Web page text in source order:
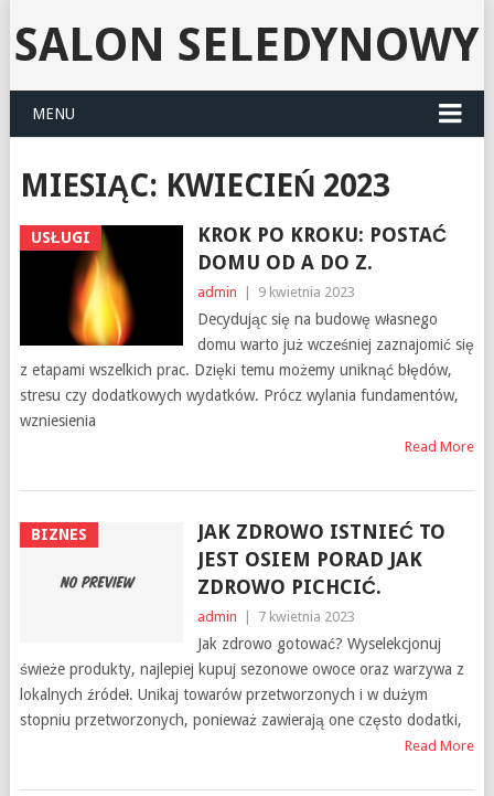
SALON SELEDYNOWY
MENU
MIESIĄC: KWIECIEŃ 2023
USŁUGI
KROK PO KROKU: POSTAĆ
DOMU OD A DO Z.
admin 9 kwietnia 2023
Decydując się na budowę własnego
domu warto już wcześniej zaznajomić się
z etapami wszelkich prac. Dzięki temu możemy uniknąć błędów,
stresu czy dodatkowych wydatków. Prócz wylania fundamentów,
wzniesienia
Read More
BIZNES
JAK ZDROWO ISTNIEĆ TO
JEST OSIEM PORAD JAK
ZDROWO PICHCIĆ.
admin 7 kwietnia 2023
Jak zdrowo gotować? Wyselekcjonuj
świeże produkty, najlepiej kupuj sezonowe owoce oraz warzywa z
lokalnych źródeł. Unikaj towarów przetworzonych i w dużym
stopniu przetworzonych, ponieważ zawierają one często dodatki,
Read More